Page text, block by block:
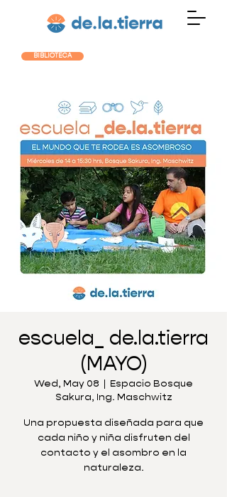
BIBLIOTECA
escuela_ de.la.tierra
(MAYO)
Wed, May 08
Espacio Bosque
Sakura, Ing. Maschwitz
Una propuesta diseñada para que
cada niño y niña disfruten del
contacto y el asombro en la
naturaleza.